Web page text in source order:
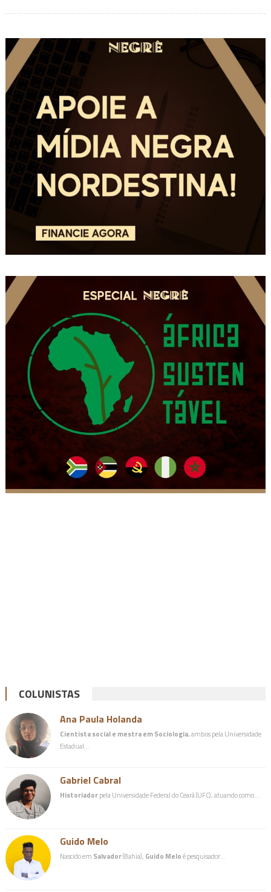
COLUNISTAS
Ana Paula Holanda
Cientista social e mestra em Sociologia, ambos pela Universidade
Estadual…
Gabriel Cabral
Historiadorpela Universidade Federal do Ceará (UFC), atuando como…
Guido Melo
Nascido em Salvador(Bahia), Guido Meloé pesquisador…